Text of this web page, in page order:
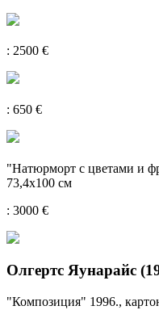
: 2500 €
: 650 €
"Натюрморт с цветами и
73,4x100 см
: 3000 €
Олгертс Яунарайс
"Композиция" 1996.,